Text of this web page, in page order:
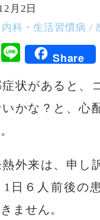
月2日
内科・生活習慣病 /
X LineShare
状があると、
かな？と、心
外来は、申し
日６人前後の
ません。